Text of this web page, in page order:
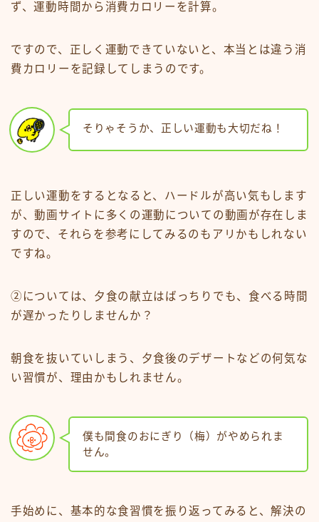
ず、運動時間から消費カロリーを計算。
ですので、正しく運動できていないと、本当とは違う消
費カロリーを記録してしまうのです。
そりゃそうか、正しい運動も大切だね！
正しい運動をするとなると、ハードルが高い気もします
が、動画サイトに多くの運動についての動画が存在しま
すので、それらを参考にしてみるのもアリかもしれない
ですね。
②については、夕食の献立はばっちりでも、食べる時間
が遅かったりしませんか？
朝食を抜いていしまう、夕食後のデザートなどの何気な
い習慣が、理由かもしれません。
僕も間食のおにぎり（梅）がやめられま
せん。
手始めに、基本的な食習慣を振り返ってみると、解決の